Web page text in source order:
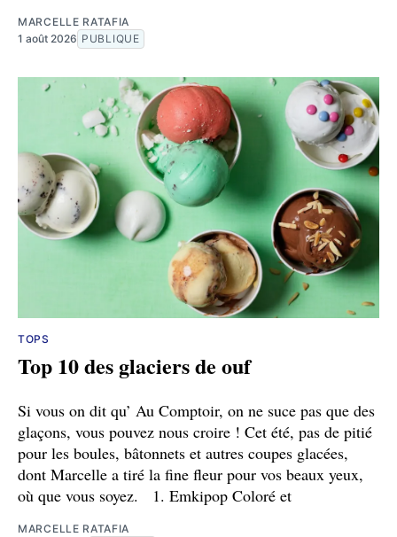
MARCELLE RATAFIA
1 août 2026 PUBLIQUE
TOPS
Top 10 des glaciers de ouf
Si vous on dit qu’ Au Comptoir, on ne suce pas que des
glaçons, vous pouvez nous croire ! Cet été, pas de pitié
pour les boules, bâtonnets et autres coupes glacées,
dont Marcelle a tiré la fine fleur pour vos beaux yeux,
où que vous soyez. 1. Emkipop Coloré et
MARCELLE RATAFIA